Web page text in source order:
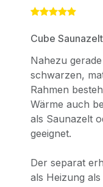
Cube Saunazelt
Nahezu
schwarzen,
Rahmen
Wärme auch
als Saunazelt
geeignet.
Der separat
als Heizung